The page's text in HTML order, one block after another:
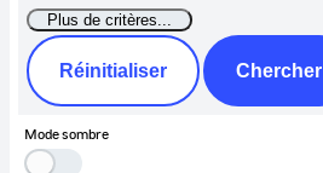
Réinitialiser Chercher
Mode sombre